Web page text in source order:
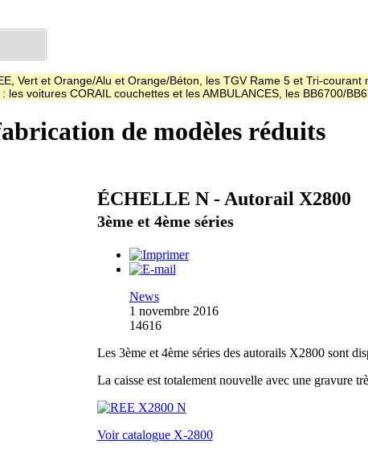
Vert et Orange/Alu et Orange/Béton, les TGV Rame 5 et Tri-
voitures CORAIL couchettes et les AMBULANCES, les BB6700/
de modèles réduits
ÉCHELLE N - Autorail X2800
3ème et 4ème séries
News
1 novembre 2016
14616
Les 3ème et 4ème séries des autorails X2800 sont
La caisse est totalement nouvelle avec une gravure
Voir catalogue X-2800